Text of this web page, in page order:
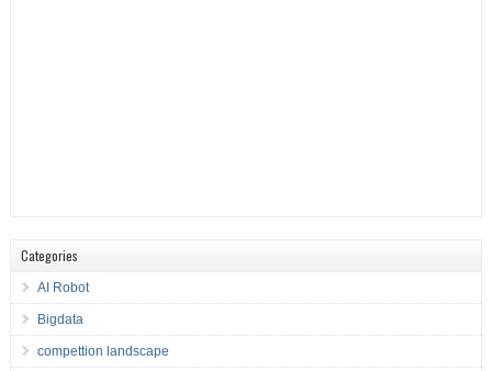
Categories
AI Robot
Bigdata
compettion landscape